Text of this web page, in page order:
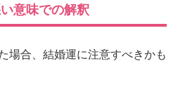
意味での解釈
場合、結婚運に注意すべきかも